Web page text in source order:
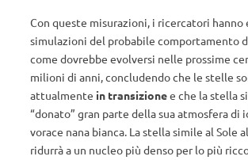
Con queste misurazioni, i ricercatori hanno
simulazioni del probabile comportamento
come dovrebbe evolversi nelle prossime
milioni di anni, concludendo che le stelle
attualmente in transizionee che la stella
“donato” gran parte della sua atmosfera di
vorace nana bianca. La stella simile al Sole
ridurrà a un nucleo più denso per lo più